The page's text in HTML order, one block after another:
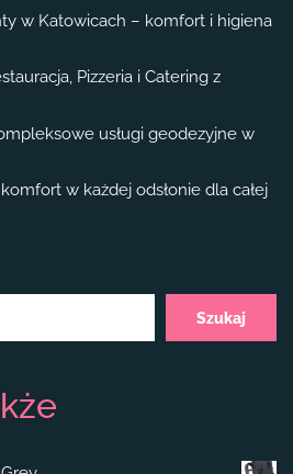
w Katowicach – komfort i higiena
Pizzeria i Catering z
usługi geodezyjne w
w każdej odsłonie dla całej
Szukaj